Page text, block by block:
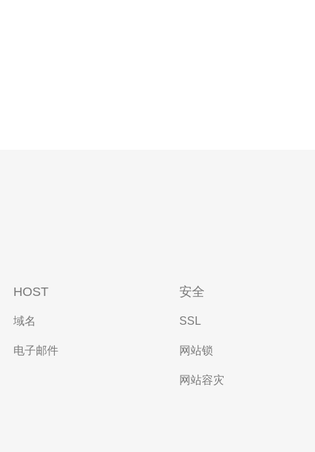
HOST
域名
电子邮件
安全
SSL
网站锁
网站容灾